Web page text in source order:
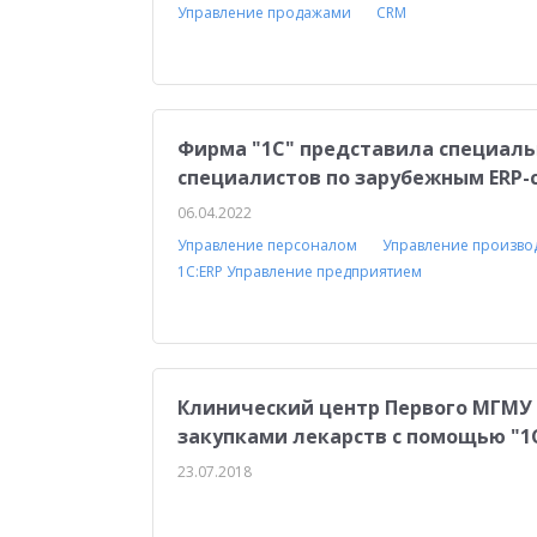
Воинский учет Работа с клиентами
Мобильное приложение АЗС
Отраслевые решения 1С:Мобильная касса
1С:ERP Управление предприятием
Управление финансами Бухгалтерский и
Изменения законодательства 1СПАРК
Повышение эффективности бизнеса
Управление продажами
CRM
Фирма "1С" представила
специалистов по зарубежным
06.04.2022
Управление персоналом
Управление
1С:ERP Управление предприятием
Клинический центр Первого
закупками лекарств с помощью
23.07.2018